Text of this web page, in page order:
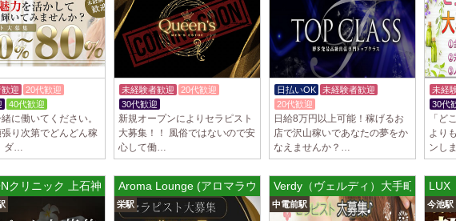
オー
貴方
ラ…
やる
ます
迎
20代歓迎
40代歓迎
に働いてください。
り次第でどんどん稼
ダ…
未経験者歓迎
20代歓迎
30代歓迎
新規オープンによりセラピスト
大募集！！ 風俗ではないので安
心して働…
日払いOK
未経験者歓迎
20代歓迎
日給8万円以上可能！稼げるお
店で沢山稼いであなたの夢をか
なえませんか？…
未経
30代
「ど
より
ンし
クリニック 上石神井ルームAroma Lounge (アロマラウンジ)
栄駅
Verdy（ヴェルディ）大手町ルーム
中電前駅
LUX
今池駅